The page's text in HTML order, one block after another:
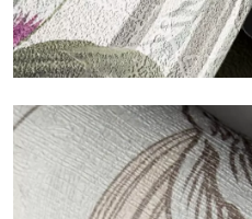
Vinilo
Los acabados vinílicos de los
Tecnografica ofrecen